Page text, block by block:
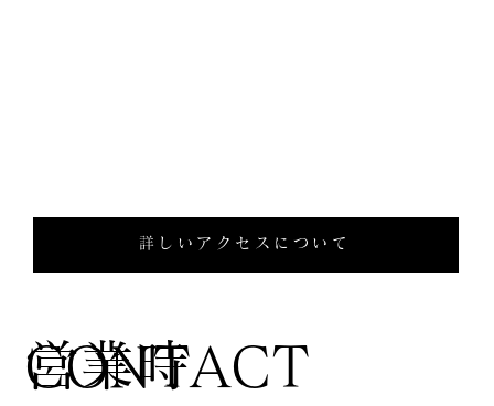
CONTACT
営業時
詳しいアクセスについて